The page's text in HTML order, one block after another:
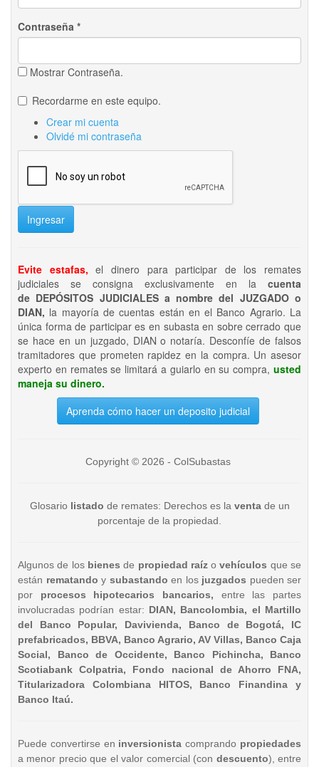
Contraseña *
Mostrar Contraseña.
Recordarme en este equipo.
Crear mi cuenta
Olvidé mi contraseña
Ingresar
Evite estafas, el dinero para participar de los remates
judiciales se consigna exclusivamente en la cuenta
de DEPÓSITOS JUDICIALES a nombre del JUZGADO o
DIAN, la mayoría de cuentas están en el Banco Agrario. La
única forma de participar es en subasta en sobre cerrado que
se hace en un juzgado, DIAN o notaría. Desconfíe de falsos
tramitadores que prometen rapidez en la compra. Un asesor
experto en remates se limitará a guiarlo en su compra, usted
maneja su dinero.
Aprenda cómo hacer un deposito judicial
Copyright © 2026 - ColSubastas
Glosario listado de remates: Derechos es la ventade un
porcentaje de la propiedad.
Algunos de los bienesde propiedad raízo vehículos que se
están rematando y subastando en los juzgados pueden ser
por procesos hipotecarios bancarios, entre las partes
involucradas podrían estar: DIAN, Bancolombia, el Martillo
del Banco Popular, Davivienda, Banco de Bogotá, IC
prefabricados, BBVA, Banco Agrario, AV Villas, Banco Caja
Social, Banco de Occidente, Banco Pichincha, Banco
Scotiabank Colpatria, Fondo nacional de Ahorro FNA,
Titularizadora Colombiana HITOS, Banco Finandina y
Banco Itaú.
Puede convertirse en inversionista comprando propiedades
a menor precio que el valor comercial (con descuento), entre